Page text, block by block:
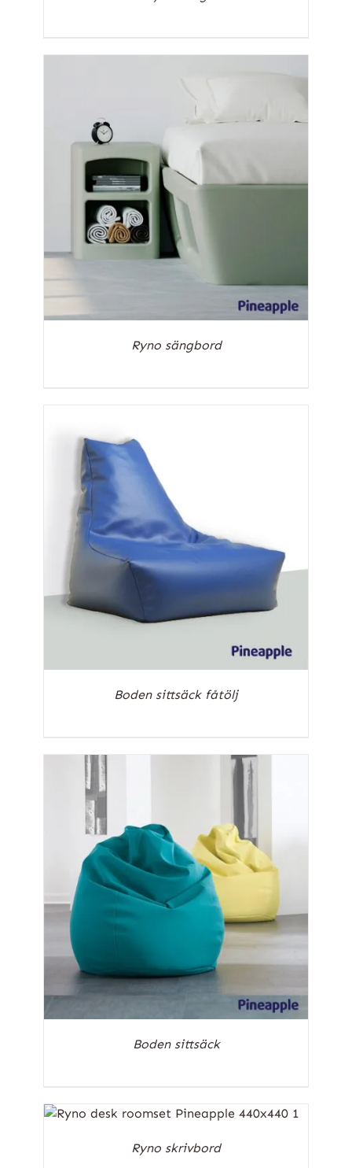
Ryno sängbord
Boden sittsäck fåtölj
Boden sittsäck
Ryno skrivbord